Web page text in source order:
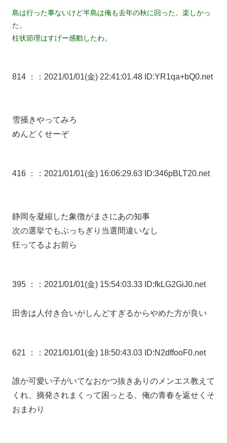
島は行った事ないけど半島は俺も去年の秋に回った。楽しかっ
た。
柱状節理はすげー感動したわ。
814 ： ：2021/01/01(金) 22:41:01.48 ID:YR1qa+bQ0.net
雪掻きやってみろ
めんどくせーぞ
416 ： ：2021/01/01(金) 16:06:29.63 ID:346pBLT20.net
静岡を凝縮した象徴がまさにあの知事
次の選挙でもぶっちぎり当選間違いなし
狂ってるよお前ら
395 ： ：2021/01/01(金) 15:54:03.33 ID:fkLG2GiJ0.net
田舎は人付き合いがしんどすぎるからやめた方が良い
621 ： ：2021/01/01(金) 18:50:43.03 ID:N2dffooF0.net
誰か可愛い子がいてなおかつ抜きありのメンエス教えて
くれ、摘発されまくって困っとる、俺の青春を返せくそ
おまわり